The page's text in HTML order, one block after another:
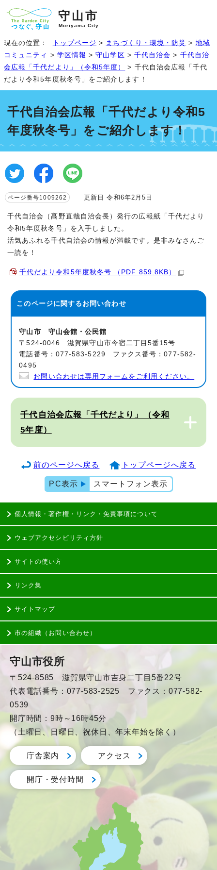
守山市
Moriyama City
現在の位置： トップページ > まちづくり・環境・防災 > 地域
コミュニティ
> 学区情報 >守山学区 > 千代自治会 > 千代自治
会広報「千代だより」（令和5年度）
> 千代自治会広報「千代
だより令和5年度秋冬号」をご紹介します！
千代自治会広報「千代だより令和5
年度秋冬号」をご紹介します！
ページ番号1009262 更新日 令和6年2月5日
千代自治会（髙野直哉自治会長）発行の広報紙「千代だより
令和5年度秋冬号」を入手しました。
活気あふれる千代自治会の情報が満載です。是非みなさんご
一読を！
千代だより令和5年度秋冬号 （PDF 859.8KB）
このページに関するお問い合わせ
守山市 守山会館・公民館
〒524-0046 滋賀県守山市今宿二丁目5番15号
電話番号：077-583-5229 ファクス番号：077-582-
0495
お問い合わせは専用フォームをご利用ください。
千代自治会広報「千代だより」（令和
5年度）
前のページへ戻る トップページへ戻る
PC表示 スマートフォン表示
個人情報・著作権・リンク・免責事項について
ウェブアクセシビリティ方針
サイトの使い方
リンク集
サイトマップ
市の組織（お問い合わせ）
守山市役所
〒524-8585 滋賀県守山市吉身二丁目5番22号
代表電話番号：077-583-2525 ファクス：077-582-
0539
開庁時間：9時～16時45分
（土曜日、日曜日、祝休日、年末年始を除く）
庁舎案内 アクセス
開庁・受付時間